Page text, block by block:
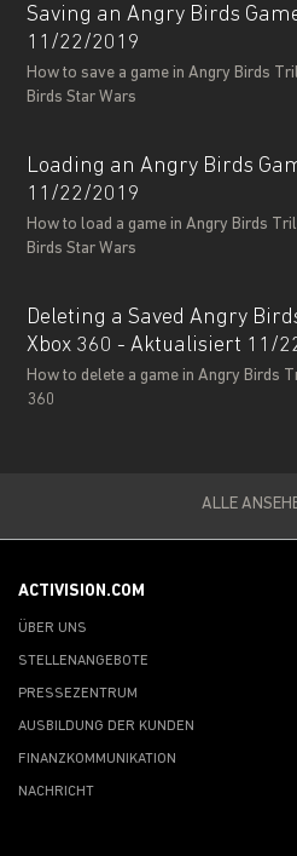
Saving an Angry Birds
11/22/2019
How to save a game in Angry Birds
Birds Star Wars
Loading an Angry Birds
11/22/2019
How to load a game in Angry Birds
Birds Star Wars
Deleting a Saved Angry
Xbox 360 - Aktualisiert 11/
How to delete a game in Angry Birds
360
ALLE
ACTIVISION.COM
ÜBER UNS
STELLENANGEBOTE
PRESSEZENTRUM
AUSBILDUNG DER KUNDEN
FINANZKOMMUNIKATION
NACHRICHT